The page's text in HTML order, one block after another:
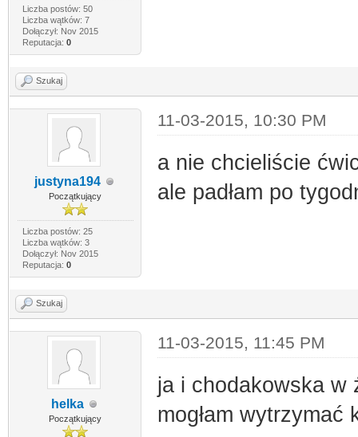
Liczba postów: 50
Liczba wątków: 7
Dołączył: Nov 2015
Reputacja: 0
Szukaj
justyna194
Początkujący
Liczba postów: 25
Liczba wątków: 3
Dołączył: Nov 2015
Reputacja: 0
11-03-2015, 10:30 PM
a nie chcieliście
ale padłam po
Szukaj
helka
Początkujący
11-03-2015, 11:45 PM
ja i chodakowska w
mogłam wytrzymać